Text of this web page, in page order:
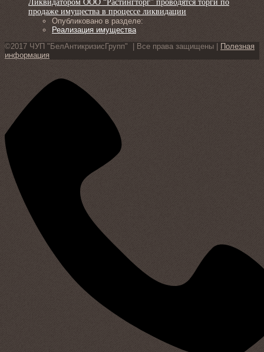
Ликвидатором ООО “Растингторг” проводятся торги по
продаже имущества в процессе ликвидации
Опубликовано в разделе:
Реализация имущества
©2017 ЧУП "БелАнтикризисГрупп" | Все права защищены |
Полезная
информация